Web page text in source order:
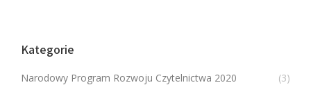
Kategorie
Narodowy Program Rozwoju Czytelnictwa 2020
(3)